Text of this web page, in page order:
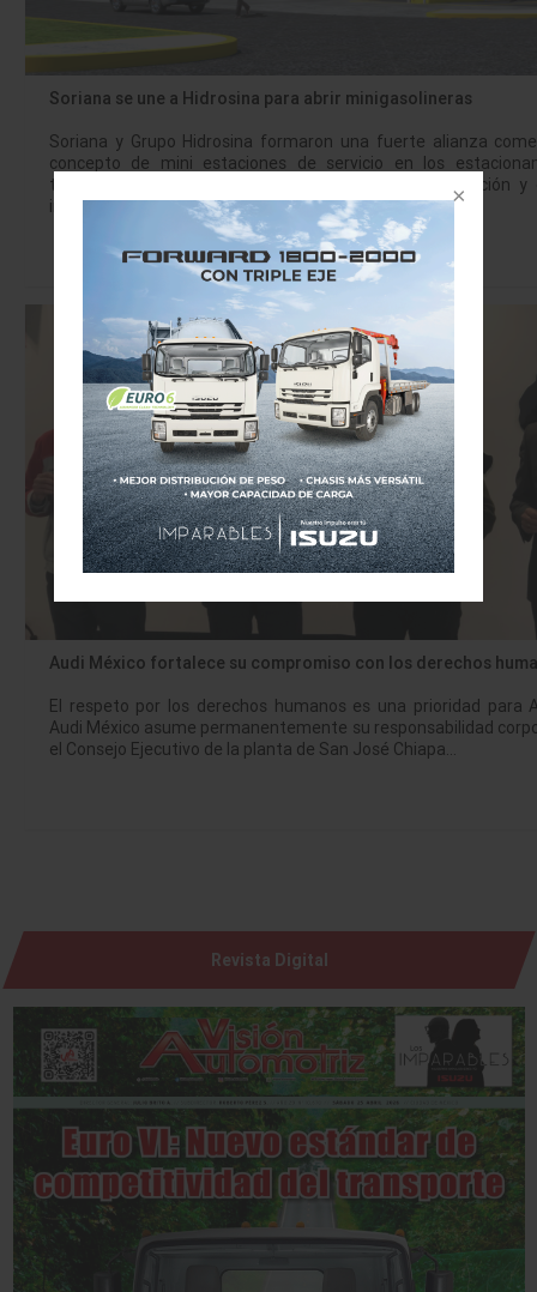
Soriana se une a Hidrosina para abrir minigasolineras
Soriana y Grupo Hidrosina formaron una fuerte alianza
concepto de mini estaciones de servicio en los
tiendas Soriana, proporcionando al mercado una solución y
integral, formando una…
Audi México fortalece su compromiso con los derechos
El respeto por los derechos humanos es una prioridad para
Audi México asume permanentemente su responsabilidad
el Consejo Ejecutivo de la planta de San José Chiapa…
Revista Digital